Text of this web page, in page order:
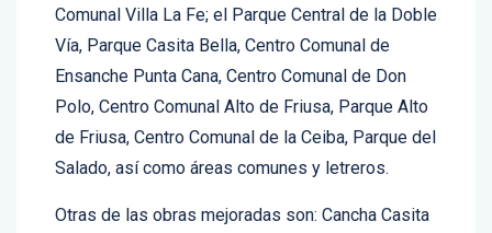
Comunal Villa La Fe; el Parque Central de la Doble
Vía, Parque Casita Bella, Centro Comunal de
Ensanche Punta Cana, Centro Comunal de Don
Polo, Centro Comunal Alto de Friusa, Parque Alto
de Friusa, Centro Comunal de la Ceiba, Parque del
Salado, así como áreas comunes y letreros.
Otras de las obras mejoradas son: Cancha Casita